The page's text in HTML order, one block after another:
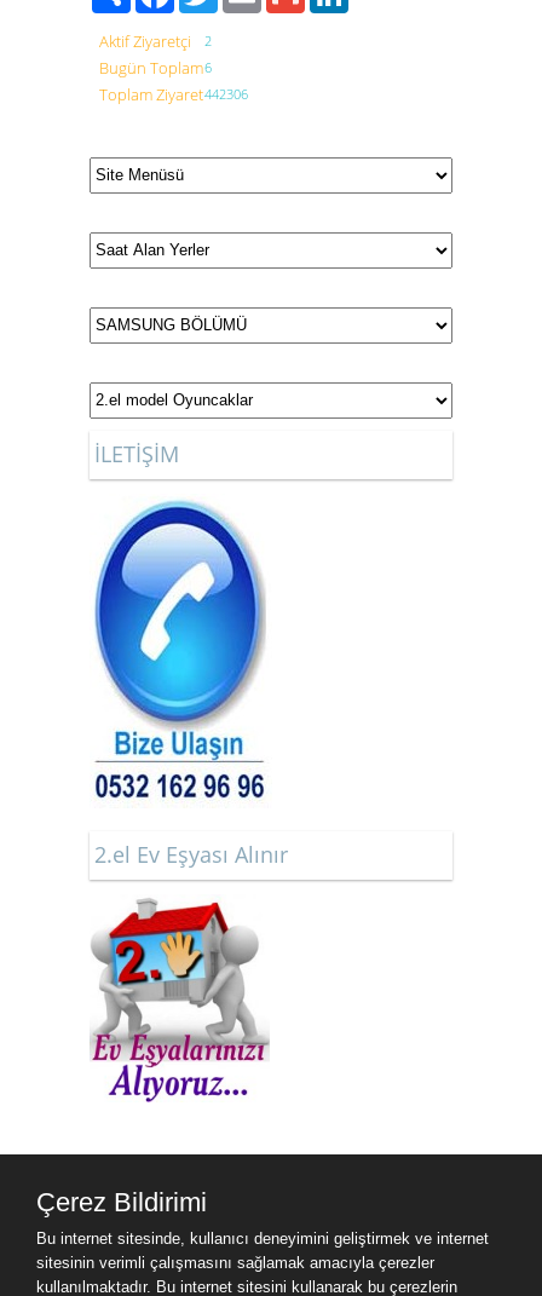
Aktif Ziyaretçi 2
Bugün Toplam6
Toplam Ziyaret442306
İLETİŞİM
2.el Ev Eşyası Alınır
Çerez Bildirimi
Bu internet sitesinde, kullanıcı deneyimini geliştirmek ve internet
sitesinin verimli çalışmasını sağlamak amacıyla çerezler
kullanılmaktadır. Bu internet sitesini kullanarak bu çerezlerin